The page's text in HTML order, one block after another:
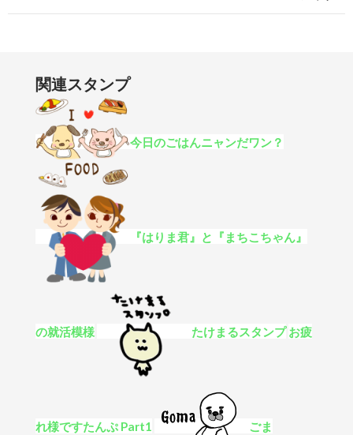
関連スタンプ
今日のごはんニャンだワン？
『はりま君』と『まちこちゃん』
の就活模様 たけまるスタンプ お疲
れ様ですたんぷ Part1 ごま